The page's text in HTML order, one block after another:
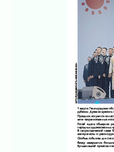
Ставка на
В
04 августа 2026
Полумрак
04 августа 2026
Вниманию